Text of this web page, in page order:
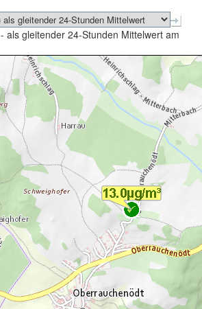
- als gleitender 24-Stunden Mittelwert am